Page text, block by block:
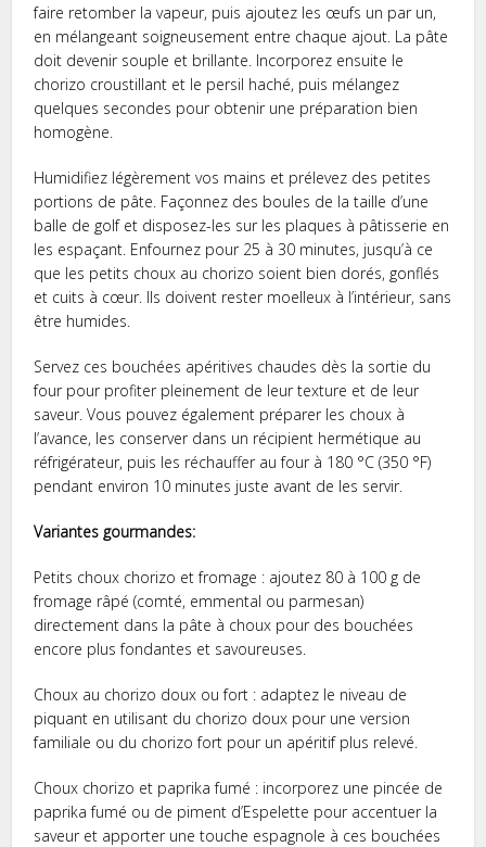
faire retomber la vapeur, puis ajoutez les œufs un par un,
en mélangeant soigneusement entre chaque ajout. La pâte
doit devenir souple et brillante. Incorporez ensuite le
chorizo croustillant et le persil haché, puis mélangez
quelques secondes pour obtenir une préparation bien
homogène.
Humidifiez légèrement vos mains et prélevez des petites
portions de pâte. Façonnez des boules de la taille d’une
balle de golf et disposez-les sur les plaques à pâtisserie en
les espaçant. Enfournez pour 25 à 30 minutes, jusqu’à ce
que les petits choux au chorizo soient bien dorés, gonflés
et cuits à cœur. Ils doivent rester moelleux à l’intérieur, sans
être humides.
Servez ces bouchées apéritives chaudes dès la sortie du
four pour profiter pleinement de leur texture et de leur
saveur. Vous pouvez également préparer les choux à
l’avance, les conserver dans un récipient hermétique au
réfrigérateur, puis les réchauffer au four à 180 °C (350 °F)
pendant environ 10 minutes juste avant de les servir.
Variantes gourmandes:
Petits choux chorizo et fromage : ajoutez 80 à 100 g de
fromage râpé (comté, emmental ou parmesan)
directement dans la pâte à choux pour des bouchées
encore plus fondantes et savoureuses.
Choux au chorizo doux ou fort : adaptez le niveau de
piquant en utilisant du chorizo doux pour une version
familiale ou du chorizo fort pour un apéritif plus relevé.
Choux chorizo et paprika fumé : incorporez une pincée de
paprika fumé ou de piment d’Espelette pour accentuer la
saveur et apporter une touche espagnole à ces bouchées